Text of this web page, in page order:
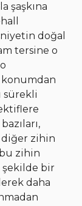
şaşkına
doğal
tersine o
konumdan
sürekli
diğer zihin
zihin
şekilde bir
daha